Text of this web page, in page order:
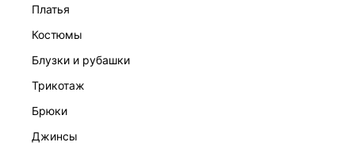
платья
костюмы
блузки и рубашки
трикотаж
брюки
джинсы
КАТАЛОГ